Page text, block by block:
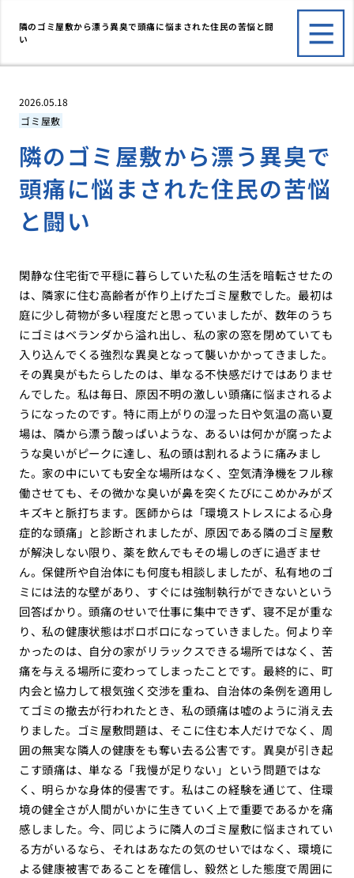
隣のゴミ屋敷から漂う異臭で頭痛に悩まされた住民の苦悩と闘
い
2026.05.18
ゴミ屋敷
隣のゴミ屋敷から漂う異臭で
頭痛に悩まされた住民の苦悩
と闘い
閑静な住宅街で平穏に暮らしていた私の生活を暗転させたの
は、隣家に住む高齢者が作り上げたゴミ屋敷でした。最初は
庭に少し荷物が多い程度だと思っていましたが、数年のうち
にゴミはベランダから溢れ出し、私の家の窓を閉めていても
入り込んでくる強烈な異臭となって襲いかかってきました。
その異臭がもたらしたのは、単なる不快感だけではありませ
んでした。私は毎日、原因不明の激しい頭痛に悩まされるよ
うになったのです。特に雨上がりの湿った日や気温の高い夏
場は、隣から漂う酸っぱいような、あるいは何かが腐ったよ
うな臭いがピークに達し、私の頭は割れるように痛みまし
た。家の中にいても安全な場所はなく、空気清浄機をフル稼
働させても、その微かな臭いが鼻を突くたびにこめかみがズ
キズキと脈打ちます。医師からは「環境ストレスによる心身
症的な頭痛」と診断されましたが、原因である隣のゴミ屋敷
が解決しない限り、薬を飲んでもその場しのぎに過ぎませ
ん。保健所や自治体にも何度も相談しましたが、私有地のゴ
ミには法的な壁があり、すぐには強制執行ができないという
回答ばかり。頭痛のせいで仕事に集中できず、寝不足が重な
り、私の健康状態はボロボロになっていきました。何より辛
かったのは、自分の家がリラックスできる場所ではなく、苦
痛を与える場所に変わってしまったことです。最終的に、町
内会と協力して根気強く交渉を重ね、自治体の条例を適用し
てゴミの撤去が行われたとき、私の頭痛は嘘のように消え去
りました。ゴミ屋敷問題は、そこに住む本人だけでなく、周
囲の無実な隣人の健康をも奪い去る公害です。異臭が引き起
こす頭痛は、単なる「我慢が足りない」という問題ではな
く、明らかな身体的侵害です。私はこの経験を通じて、住環
境の健全さが人間がいかに生きていく上で重要であるかを痛
感しました。今、同じように隣人のゴミ屋敷に悩まされてい
る方がいるなら、それはあなたの気のせいではなく、環境に
よる健康被害であることを確信し、毅然とした態度で周囲に